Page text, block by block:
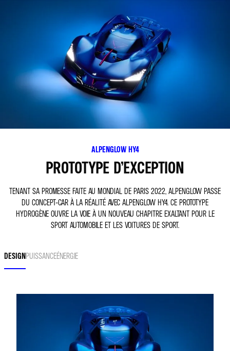
ALPENGLOW HY4
PROTOTYPE D’EXCEPTION
TENANT SA PROMESSE FAITE AU MONDIAL DE PARIS 2022, ALPENGLOW PASSE
DU CONCEPT-CAR À LA RÉALITÉ AVEC ALPENGLOW HY4. CE PROTOTYPE
HYDROGÈNE OUVRE LA VOIE À UN NOUVEAU CHAPITRE EXALTANT POUR LE
SPORT AUTOMOBILE ET LES VOITURES DE SPORT.
DESIGNPUISSANCEÉNERGIE